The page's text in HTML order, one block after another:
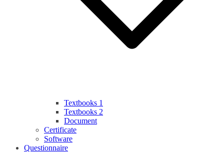
Textbooks 1
Textbooks 2
Document
Certificate
Software
Questionnaire